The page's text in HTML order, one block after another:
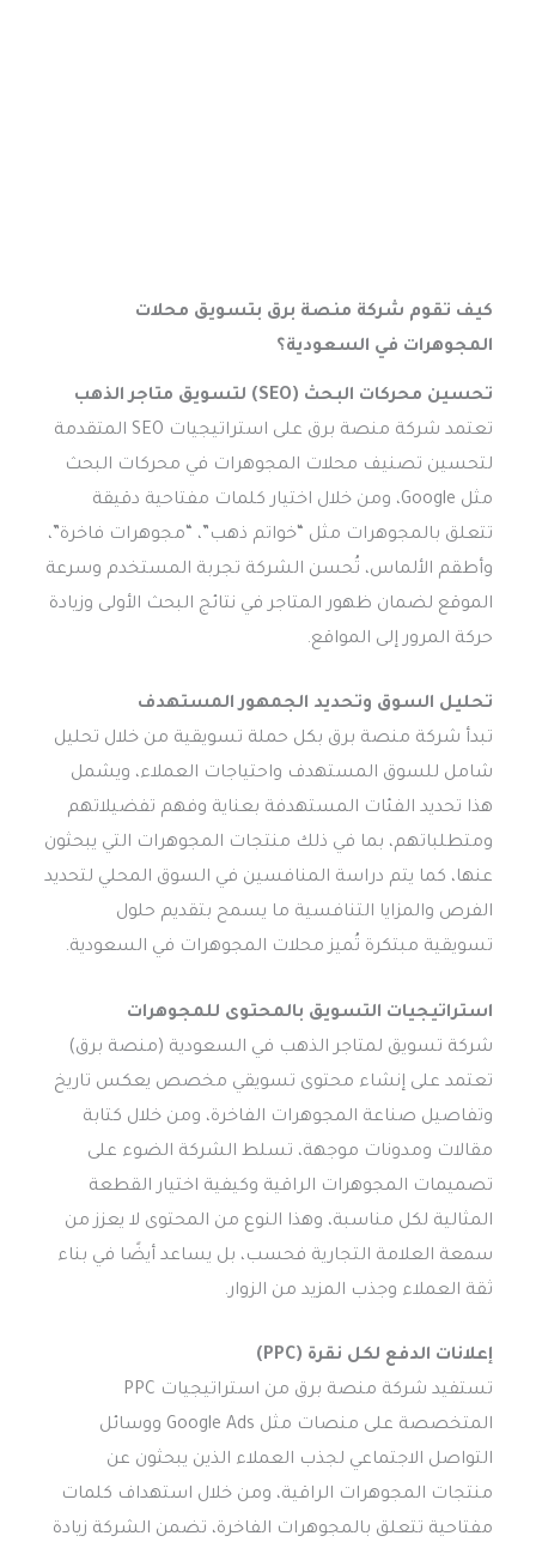
كيف تقوم شركة منصة برق بتسويق محلات
المجوهرات في السعودية؟
تحسين محركات البحث (SEO) لتسويق متاجر الذهب
تعتمد شركة منصة برق على استراتيجيات SEO المتقدمة
لتحسين تصنيف محلات المجوهرات في محركات البحث
مثل Google، ومن خلال اختيار كلمات مفتاحية دقيقة
تتعلق بالمجوهرات مثل “خواتم ذهب”، “مجوهرات فاخرة”،
وأطقم الألماس، تُحسن الشركة تجربة المستخدم وسرعة
الموقع لضمان ظهور المتاجر في نتائج البحث الأولى وزيادة
حركة المرور إلى المواقع.
تحليل السوق وتحديد الجمهور المستهدف
تبدأ شركة منصة برق بكل حملة تسويقية من خلال تحليل
شامل للسوق المستهدف واحتياجات العملاء، ويشمل
هذا تحديد الفئات المستهدفة بعناية وفهم تفضيلاتهم
ومتطلباتهم، بما في ذلك منتجات المجوهرات التي يبحثون
عنها، كما يتم دراسة المنافسين في السوق المحلي لتحديد
الفرص والمزايا التنافسية ما يسمح بتقديم حلول
تسويقية مبتكرة تُميز محلات المجوهرات في السعودية.
استراتيجيات التسويق بالمحتوى للمجوهرات
شركة تسويق لمتاجر الذهب في السعودية (منصة برق)
تعتمد على إنشاء محتوى تسويقي مخصص يعكس تاريخ
وتفاصيل صناعة المجوهرات الفاخرة، ومن خلال كتابة
مقالات ومدونات موجهة، تسلط الشركة الضوء على
تصميمات المجوهرات الراقية وكيفية اختيار القطعة
المثالية لكل مناسبة، وهذا النوع من المحتوى لا يعزز من
سمعة العلامة التجارية فحسب، بل يساعد أيضًا في بناء
ثقة العملاء وجذب المزيد من الزوار.
إعلانات الدفع لكل نقرة (PPC)
تستفيد شركة منصة برق من استراتيجيات PPC
المتخصصة على منصات مثل Google Ads ووسائل
التواصل الاجتماعي لجذب العملاء الذين يبحثون عن
منتجات المجوهرات الراقية، ومن خلال استهداف كلمات
مفتاحية تتعلق بالمجوهرات الفاخرة، تضمن الشركة زيادة